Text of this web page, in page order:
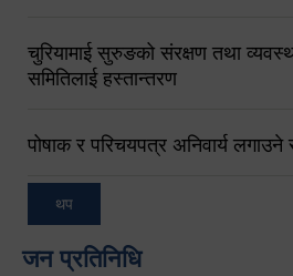
चुरियामाई सुरुङको संरक्षण तथा
समितिलाई हस्तान्तरण
पोषाक र परिचयपत्र अनिवार्य लगाउने
थप
जन प्रतिनिधि